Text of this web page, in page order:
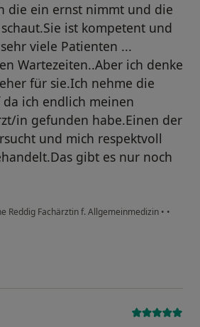
die ein ernst nimmt und die
ist kompetent und
viele Patienten ...
Wartezeiten..Aber ich denke
für sie.Ich nehme die
ich endlich meinen
in gefunden habe.Einen der
und mich respektvoll
gibt es nur noch
Reddig Fachärztin f. Allgemeinmedizin • •